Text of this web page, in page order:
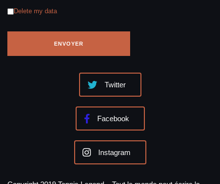
Delete my data
Twitter
Facebook
Instagram